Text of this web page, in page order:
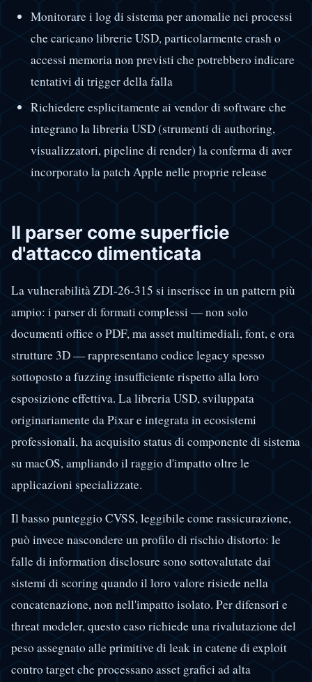
Monitorare i log di sistema per anomalie nei processi
che caricano librerie USD, particolarmente crash o
accessi memoria non previsti che potrebbero indicare
tentativi di trigger della falla
Richiedere esplicitamente ai vendor di software che
integrano la libreria USD (strumenti di authoring,
visualizzatori, pipeline di render) la conferma di aver
incorporato la patch Apple nelle proprie release
Il parser come superficie
d'attacco dimenticata
La vulnerabilità ZDI-26-315 si inserisce in un pattern più
ampio: i parser di formati complessi — non solo
documenti office o PDF, ma asset multimediali, font, e ora
strutture 3D — rappresentano codice legacy spesso
sottoposto a fuzzing insufficiente rispetto alla loro
esposizione effettiva. La libreria USD, sviluppata
originariamente da Pixar e integrata in ecosistemi
professionali, ha acquisito status di componente di sistema
su macOS, ampliando il raggio d'impatto oltre le
applicazioni specializzate.
Il basso punteggio CVSS, leggibile come rassicurazione,
può invece nascondere un profilo di rischio distorto: le
falle di information disclosure sono sottovalutate dai
sistemi di scoring quando il loro valore risiede nella
concatenazione, non nell'impatto isolato. Per difensori e
threat modeler, questo caso richiede una rivalutazione del
peso assegnato alle primitive di leak in catene di exploit
contro target che processano asset grafici ad alta